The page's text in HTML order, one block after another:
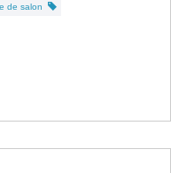
de salon